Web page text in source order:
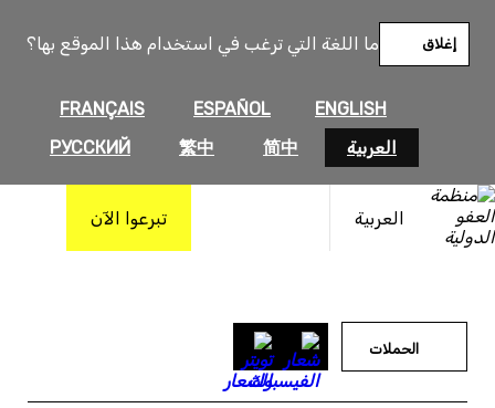
ما اللغة التي ترغب في استخدام هذا الموقع بها؟
ENGLISH
ESPAÑOL
FRANÇAIS
العربية
简中
繁中
РУССКИЙ
إغلاق
العربية تبرعوا الآن
المحتوى
الحملات